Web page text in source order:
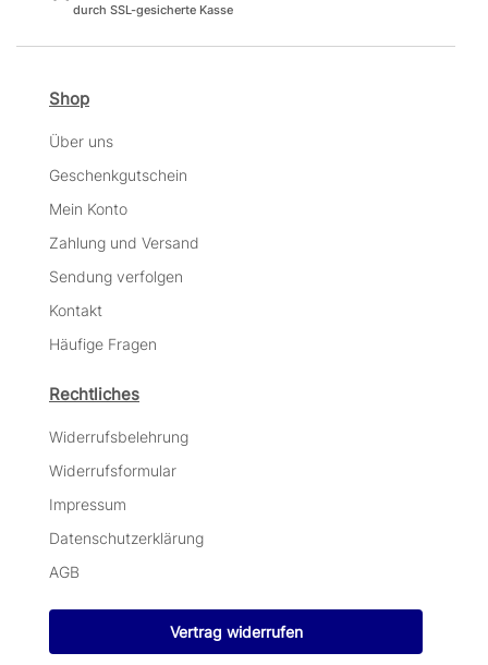
durch SSL-gesicherte Kasse
Shop
Über uns
Geschenkgutschein
Mein Konto
Zahlung und Versand
Sendung verfolgen
Kontakt
Häufige Fragen
Rechtliches
Widerrufsbelehrung
Widerrufsformular
Impressum
Datenschutzerklärung
AGB
Vertrag widerrufen